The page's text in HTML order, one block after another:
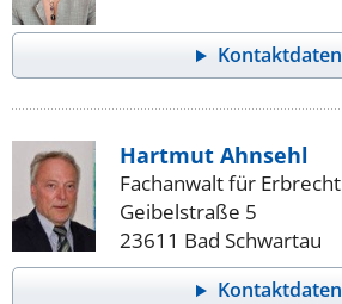
Kontaktdaten
Hartmut Ahnsehl
Fachanwalt für Erbrecht
Geibelstraße 5
23611 Bad Schwartau
Kontaktdaten